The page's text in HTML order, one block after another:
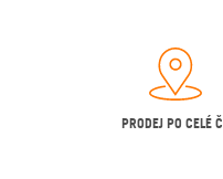
PRODEJ PO CELÉ